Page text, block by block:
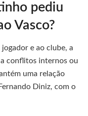
pediu
Vasco?
e ao clube, a
conflitos internos ou
uma relação
Diniz, com o